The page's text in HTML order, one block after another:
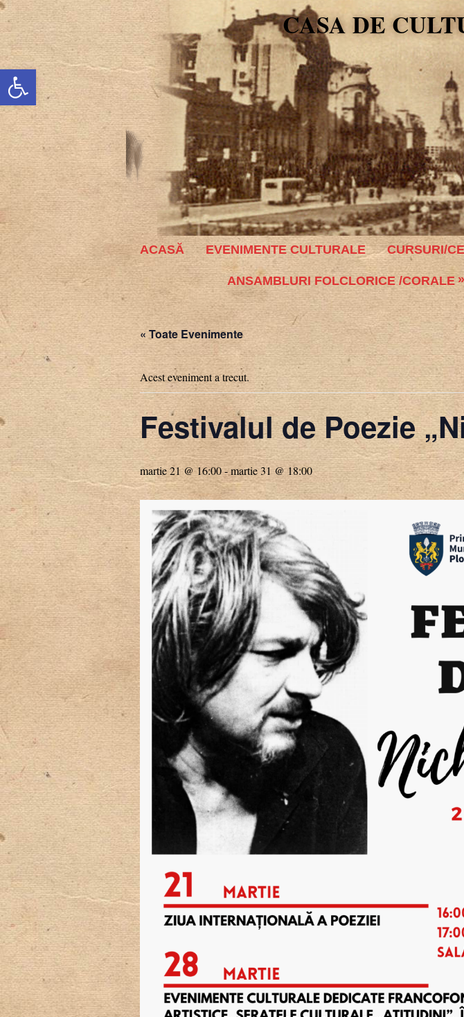
Deschide bara de unelte
CASA DE
ACASĂ EVENIMENTE CULTURALE CURSURI/
ANSAMBLURI FOLCLORICE /CORALE
« Toate Evenimente
Acest eveniment a trecut.
Festivalul de Poezie
martie 21 @ 16:00-martie 31 @ 18:00